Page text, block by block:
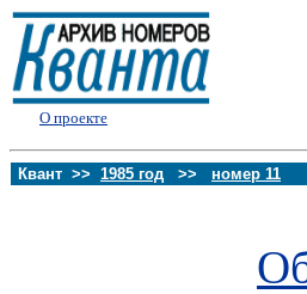
О проекте
Квант >> 1985 год >> номер 11